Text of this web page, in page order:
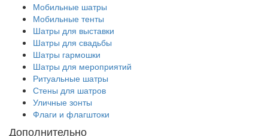
Мобильные шатры
Мобильные тенты
Шатры для выставки
Шатры для свадьбы
Шатры гармошки
Шатры для мероприятий
Ритуальные шатры
Стены для шатров
Уличные зонты
Флаги и флагштоки
Дополнительно